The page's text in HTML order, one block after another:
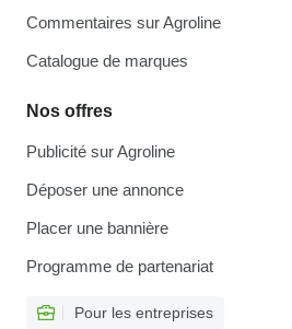
Commentaires sur Agroline
Catalogue de marques
Nos offres
Publicité sur Agroline
Déposer une annonce
Placer une bannière
Programme de partenariat
Pour les entreprises